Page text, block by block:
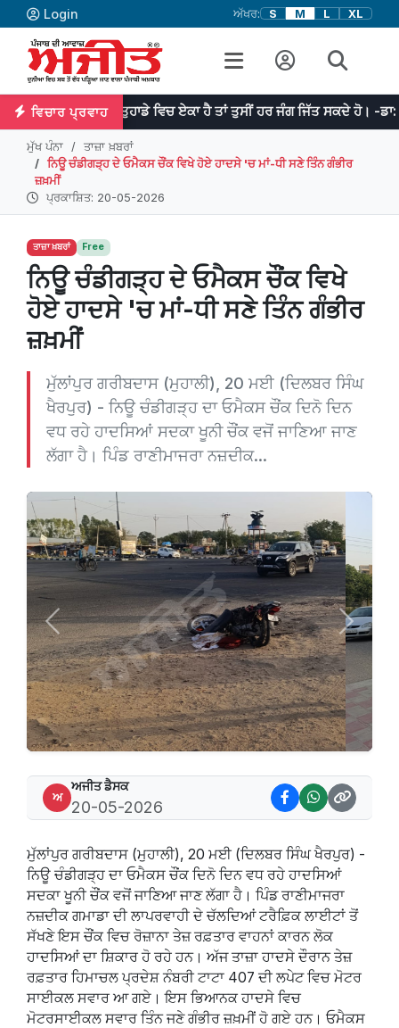
Login ਅੱਖਰ: S M L XL
ਵਿਚਾਰ ਪ੍ਰਵਾਹ
ਜੇਕਰ ਤੁਹਾਡੇ ਵਿਚ ਏਕਾ ਹੈ ਤਾਂ ਤੁਸੀਂ ਹਰ ਜੰਗ ਜਿੱਤ ਸਕਦੇ ਹੋ। -ਡਾ: ਮਨਮੋਹਨ ਸਿੰਘ
ਮੁੱਖ ਪੰਨਾ
ਤਾਜ਼ਾ ਖ਼ਬਰਾਂ
ਨਿਊ ਚੰਡੀਗੜ੍ਹ ਦੇ ਓਮੈਕਸ ਚੌਂਕ ਵਿਖੇ ਹੋਏ ਹਾਦਸੇ 'ਚ ਮਾਂ-ਧੀ ਸਣੇ ਤਿੰਨ ਗੰਭੀਰ
ਜ਼ਖ਼ਮੀਂ
ਪ੍ਰਕਾਸ਼ਿਤ: 20-05-2026
ਤਾਜ਼ਾ ਖ਼ਬਰਾਂ Free
ਨਿਊ ਚੰਡੀਗੜ੍ਹ ਦੇ ਓਮੈਕਸ ਚੌਂਕ ਵਿਖੇ
ਹੋਏ ਹਾਦਸੇ 'ਚ ਮਾਂ-ਧੀ ਸਣੇ ਤਿੰਨ ਗੰਭੀਰ
ਜ਼ਖ਼ਮੀਂ
ਮੁੱਲਾਂਪੁਰ ਗਰੀਬਦਾਸ (ਮੁਹਾਲੀ), 20 ਮਈ (ਦਿਲਬਰ ਸਿੰਘ
ਖੈਰਪੁਰ) - ਨਿਊ ਚੰਡੀਗੜ੍ਹ ਦਾ ਓਮੈਕਸ ਚੌਂਕ ਦਿਨੋ ਦਿਨ
ਵਧ ਰਹੇ ਹਾਦਸਿਆਂ ਸਦਕਾ ਖੂਨੀ ਚੌਂਕ ਵਜੋਂ ਜਾਣਿਆ ਜਾਣ
ਲੱਗਾ ਹੈ। ਪਿੰਡ ਰਾਣੀਮਾਜਰਾ ਨਜ਼ਦੀਕ...
Previous Next
ਅ
ਅਜੀਤ ਡੈਸਕ
20-05-2026
ਮੁੱਲਾਂਪੁਰ ਗਰੀਬਦਾਸ (ਮੁਹਾਲੀ), 20 ਮਈ (ਦਿਲਬਰ ਸਿੰਘ ਖੈਰਪੁਰ) -
ਨਿਊ ਚੰਡੀਗੜ੍ਹ ਦਾ ਓਮੈਕਸ ਚੌਂਕ ਦਿਨੋ ਦਿਨ ਵਧ ਰਹੇ ਹਾਦਸਿਆਂ
ਸਦਕਾ ਖੂਨੀ ਚੌਂਕ ਵਜੋਂ ਜਾਣਿਆ ਜਾਣ ਲੱਗਾ ਹੈ। ਪਿੰਡ ਰਾਣੀਮਾਜਰਾ
ਨਜ਼ਦੀਕ ਗਮਾਡਾ ਦੀ ਲਾਪਰਵਾਹੀ ਦੇ ਚੱਲਦਿਆਂ ਟਰੈਫ਼ਿਕ ਲਾਈਟਾਂ ਤੋਂ
ਸੱਖਣੇ ਇਸ ਚੌਂਕ ਵਿਚ ਰੋਜ਼ਾਨਾ ਤੇਜ਼ ਰਫ਼ਤਾਰ ਵਾਹਨਾਂ ਕਾਰਨ ਲੋਕ
ਹਾਦਸਿਆਂ ਦਾ ਸ਼ਿਕਾਰ ਹੋ ਰਹੇ ਹਨ। ਅੱਜ ਤਾਜ਼ਾ ਹਾਦਸੇ ਦੌਰਾਨ ਤੇਜ਼
ਰਫ਼ਤਾਰ ਹਿਮਾਚਲ ਪ੍ਰਦੇਸ਼ ਨੰਬਰੀ ਟਾਟਾ 407 ਦੀ ਲਪੇਟ ਵਿਚ ਮੋਟਰ
ਸਾਈਕਲ ਸਵਾਰ ਆ ਗਏ। ਇਸ ਭਿਆਨਕ ਹਾਦਸੇ ਵਿਚ
ਮੋਟਰਸਾਈਕਲ ਸਵਾਰ ਤਿੰਨ ਜਣੇ ਗੰਭੀਰ ਜ਼ਖ਼ਮੀਂ ਹੋ ਗਏ ਹਨ। ਓਮੈਕਸ